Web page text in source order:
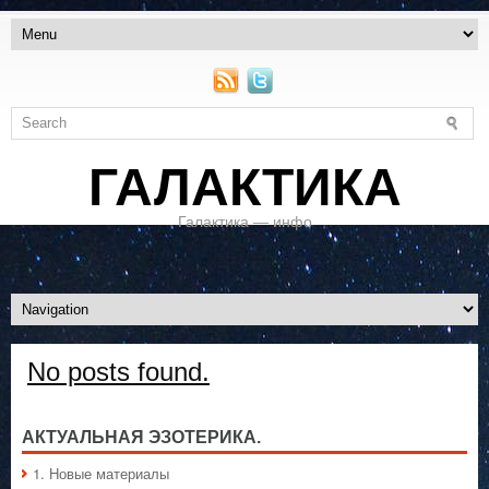
ГАЛАКТИКА
Галактика — инфо
No posts found.
АКТУАЛЬНАЯ ЭЗОТЕРИКА.
1. Hовые материалы